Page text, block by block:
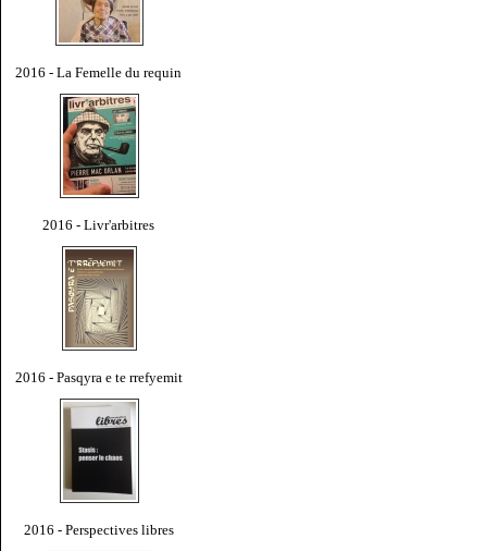
2016 - La Femelle du requin
2016 - Livr'arbitres
2016 - Pasqyra e te rrefyemit
2016 - Perspectives libres